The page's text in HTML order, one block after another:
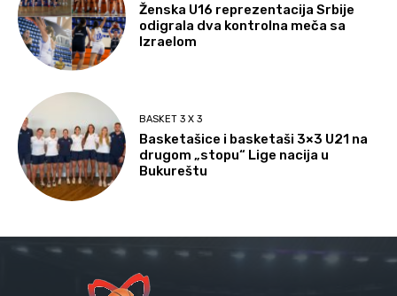
Ženska U16 reprezentacija Srbije
odigrala dva kontrolna meča sa
Izraelom
BASKET 3 X 3
Basketašice i basketaši 3×3 U21 na
drugom „stopu“ Lige nacija u
Bukureštu